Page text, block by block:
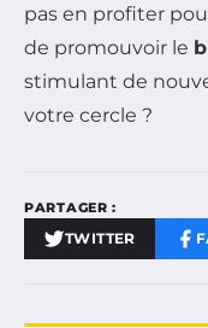
pas en profiter
de promouvoir le
stimulant de
votre cercle ?
PARTAGER :
TWITTER